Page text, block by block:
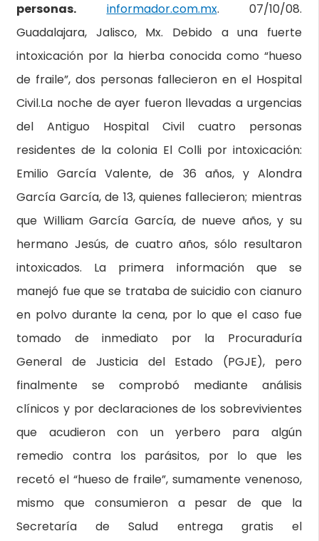
personas.
informador.com.mx. 07/10/08.
Guadalajara, Jalisco, Mx. Debido a una fuerte
intoxicación por la hierba conocida como “hueso
de fraile”, dos personas fallecieron en el Hospital
Civil.La noche de ayer fueron llevadas a urgencias
del Antiguo Hospital Civil cuatro personas
residentes de la colonia El Colli por intoxicación:
Emilio García Valente, de 36 años, y Alondra
García García, de 13, quienes fallecieron; mientras
que William García García, de nueve años, y su
hermano Jesús, de cuatro años, sólo resultaron
intoxicados. La primera información que se
manejó fue que se trataba de suicidio con cianuro
en polvo durante la cena, por lo que el caso fue
tomado de inmediato por la Procuraduría
General de Justicia del Estado (PGJE), pero
finalmente se comprobó mediante análisis
clínicos y por declaraciones de los sobrevivientes
que acudieron con un yerbero para algún
remedio contra los parásitos, por lo que les
recetó el “hueso de fraile”, sumamente venenoso,
mismo que consumieron a pesar de que la
Secretaría de Salud entrega gratis el